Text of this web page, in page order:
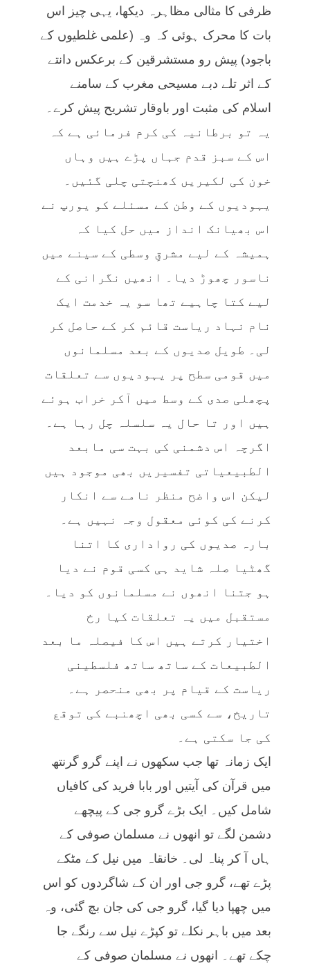
ظرفی کا مثالی مظاہرہ دیکھا، یہی چیز اس
بات کا محرک ہوئی کہ وہ (علمی غلطیوں کے
باجود) پیش رو مستشرقین کے برعکس دانتے
کے اثر تلے دبے مسیحی مغرب کے سامنے
اسلام کی مثبت اور باوقار تشریح پیش کرے۔
یہ تو برطانیہ کی کرم فرمائی ہے کہ
اس کے سبز قدم جہاں پڑے ہیں وہاں
خون کی لکیریں کھنچتی چلی گئیں۔
یہودیوں کے وطن کے مسئلے کو یورپ نے
اس بھیانک انداز میں حل کیا کہ
ہمیشہ کے لیے مشرقِ وسطی کے سینے میں
ناسور چھوڑ دیا۔ انھیں نگرانی کے
لیے کتا چاہیے تھا سو یہ خدمت ایک
نام نہاد ریاست قائم کر کے حاصل کر
لی۔ طویل صدیوں کے بعد مسلمانوں
میں قومی سطح پر یہودیوں سے تعلقات
پچھلی صدی کے وسط میں آکر خراب ہوئے
ہیں اور تا حال یہ سلسلہ چل رہا ہے۔
اگرچہ اس دشمنی کی بہت سی مابعد
الطبیعیاتی تفسیریں بھی موجود ہیں
لیکن اس واضح منظر نامے سے انکار
کرنے کی کوئی معقول وجہ نہیں ہے۔
بارہ صدیوں کی رواداری کا اتنا
گھٹیا صلہ شاید ہی کسی قوم نے دیا
ہو جتنا انھوں نے مسلمانوں کو دیا۔
مستقبل میں یہ تعلقات کیا رخ
اختیار کرتے ہیں اس کا فیصلہ ما بعد
الطبیعات کے ساتھ ساتھ فلسطینی
ریاست کے قیام پر بھی منحصر ہے۔
تاریخ، سے کسی بھی اچھنبے کی توقع
کی جا سکتی ہے۔
ایک زمانہ تھا جب سکھوں نے اپنے گرو گرنتھ
میں قرآن کی آیتیں اور بابا فرید کی کافیاں
شامل کیں۔ ایک بڑے گرو جی کے پیچھے
دشمن لگے تو انھوں نے مسلمان صوفی کے
ہاں آ کر پناہ لی۔ خانقاہ میں نیل کے مٹکے
پڑے تھے، گرو جی اور ان کے شاگردوں کو اس
میں چھپا دیا گیا، گرو جی کی جان بچ گئی، وہ
بعد میں باہر نکلے تو کپڑے نیل سے رنگے جا
چکے تھے۔ انھوں نے مسلمان صوفی کے